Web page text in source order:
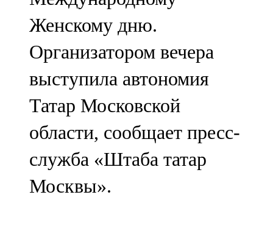
Олы Әтнә
71,42 FM
Сарман
107,8 FM
Теләче
106,1 FM
Түбән Кама
102,6 FM
Женскому дню.
Организатором вечера
выступила автономия
Татар Московской
области, сообщает пресс-
служба «Штаба татар
Москвы».